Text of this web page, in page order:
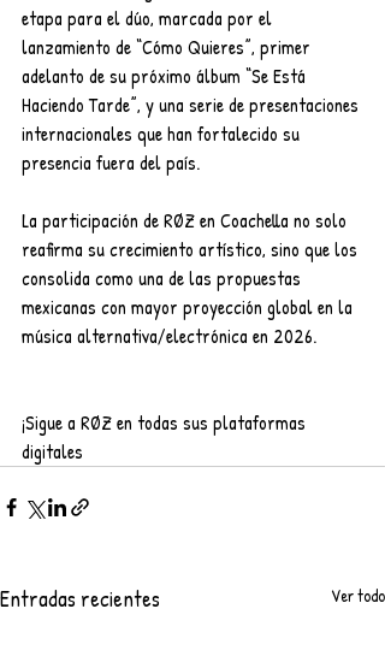
etapa para el dúo, marcada por el
lanzamiento de “Cómo Quieres”, primer
adelanto de su próximo álbum “Se Está
Haciendo Tarde”, y una serie de presentaciones
internacionales que han fortalecido su
presencia fuera del país.
La participación de RØZ en Coachella no solo
reafirma su crecimiento artístico, sino que los
consolida como una de las propuestas
mexicanas con mayor proyección global en la
música alternativa/electrónica en 2026.
¡Sigue a RØZ en todas sus plataformas
digitales
Entradas recientes Ver todo